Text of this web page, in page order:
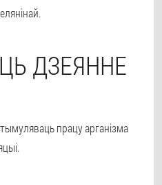
ДЗЕЯННЕ
працу арганізма